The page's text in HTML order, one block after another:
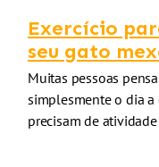
Exercício
seu gato
Muitas pessoas
simplesmente o dia
precisam de